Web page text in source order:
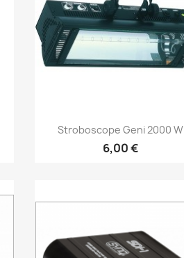
Vorschau
Stroboscope Geni 2000 W
6,00 €